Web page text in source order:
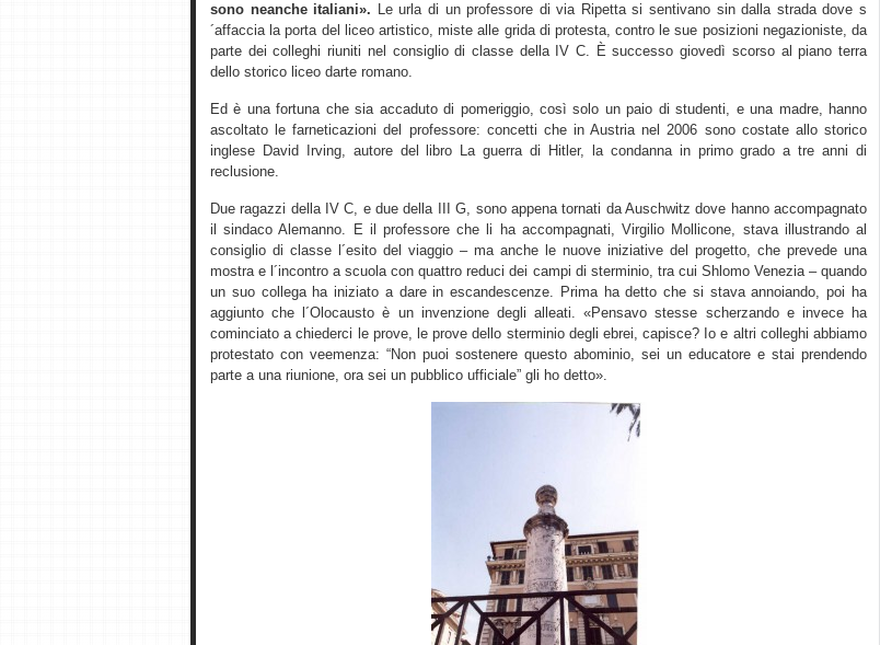
sono neanche italiani». Le urla di un professore di via Ripetta si sentivano sin dalla strada dove s
´affaccia la porta del liceo artistico, miste alle grida di protesta, contro le sue posizioni negazioniste, da
parte dei colleghi riuniti nel consiglio di classe della IV C. È successo giovedì scorso al piano terra
dello storico liceo darte romano.
Ed è una fortuna che sia accaduto di pomeriggio, così solo un paio di studenti, e una madre, hanno
ascoltato le farneticazioni del professore: concetti che in Austria nel 2006 sono costate allo storico
inglese David Irving, autore del libro La guerra di Hitler, la condanna in primo grado a tre anni di
reclusione.
Due ragazzi della IV C, e due della III G, sono appena tornati da Auschwitz dove hanno accompagnato
il sindaco Alemanno. E il professore che li ha accompagnati, Virgilio Mollicone, stava illustrando al
consiglio di classe l´esito del viaggio – ma anche le nuove iniziative del progetto, che prevede una
mostra e l´incontro a scuola con quattro reduci dei campi di sterminio, tra cui Shlomo Venezia – quando
un suo collega ha iniziato a dare in escandescenze. Prima ha detto che si stava annoiando, poi ha
aggiunto che l´Olocausto è un invenzione degli alleati. «Pensavo stesse scherzando e invece ha
cominciato a chiederci le prove, le prove dello sterminio degli ebrei, capisce? Io e altri colleghi abbiamo
protestato con veemenza: “Non puoi sostenere questo abominio, sei un educatore e stai prendendo
parte a una riunione, ora sei un pubblico ufficiale” gli ho detto».